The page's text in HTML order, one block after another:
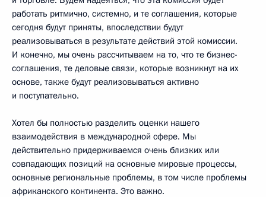
работать ритмично, системно, и те соглашения, которые
сегодня будут приняты, впоследствии будут
реализовываться в результате действий этой комиссии.
И конечно, мы очень рассчитываем на то, что те бизнес-
соглашения, те деловые связи, которые возникнут на их
основе, также будут реализовываться активно
и поступательно.
Хотел бы полностью разделить оценки нашего
взаимодействия в международной сфере. Мы
действительно придерживаемся очень близких или
совпадающих позиций на основные мировые процессы,
основные региональные проблемы, в том числе проблемы
африканского континента. Это важно.